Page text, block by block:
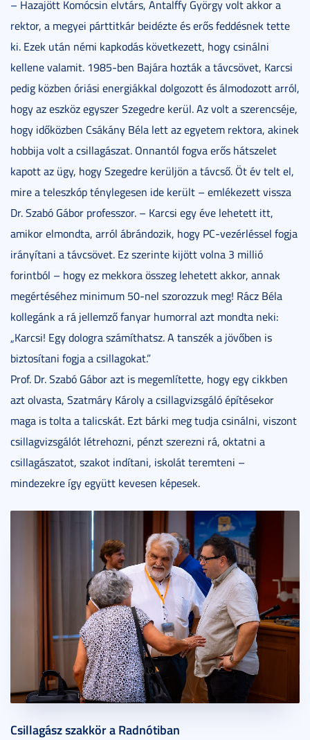
– Hazajött Komócsin elvtárs, Antalffy György volt akkor a
rektor, a megyei párttitkár beidézte és erős feddésnek tette
ki. Ezek után némi kapkodás következett, hogy csinálni
kellene valamit. 1985-ben Bajára hozták a távcsövet, Karcsi
pedig közben óriási energiákkal dolgozott és álmodozott arról,
hogy az eszköz egyszer Szegedre kerül. Az volt a szerencséje,
hogy időközben Csákány Béla lett az egyetem rektora, akinek
hobbija volt a csillagászat. Onnantól fogva erős hátszelet
kapott az ügy, hogy Szegedre kerüljön a távcső. Öt év telt el,
mire a teleszkóp ténylegesen ide került – emlékezett vissza
Dr. Szabó Gábor professzor. – Karcsi egy éve lehetett itt,
amikor elmondta, arról ábrándozik, hogy PC-vezérléssel fogja
irányítani a távcsövet. Ez szerinte kijött volna 3 millió
forintból – hogy ez mekkora összeg lehetett akkor, annak
megértéséhez minimum 50-nel szorozzuk meg! Rácz Béla
kollegánk a rá jellemző fanyar humorral azt mondta neki:
„Karcsi! Egy dologra számíthatsz. A tanszék a jövőben is
biztosítani fogja a csillagokat.”
Prof. Dr. Szabó Gábor azt is megemlítette, hogy egy cikkben
azt olvasta, Szatmáry Károly a csillagvizsgáló építésekor
maga is tolta a talicskát. Ezt bárki meg tudja csinálni, viszont
csillagvizsgálót létrehozni, pénzt szerezni rá, oktatni a
csillagászatot, szakot indítani, iskolát teremteni –
mindezekre így együtt kevesen képesek.
Csillagász szakkör a Radnótiban